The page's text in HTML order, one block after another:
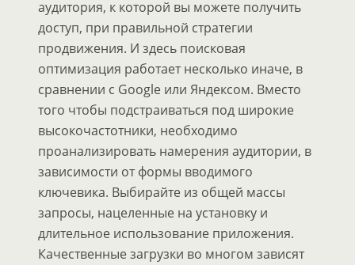
аудитория, к которой вы можете получить
доступ, при правильной стратегии
продвижения. И здесь поисковая
оптимизация работает несколько иначе, в
сравнении с Google или Яндексом. Вместо
того чтобы подстраиваться под широкие
высокочастотники, необходимо
проанализировать намерения аудитории, в
зависимости от формы вводимого
ключевика. Выбирайте из общей массы
запросы, нацеленные на установку и
длительное использование приложения.
Качественные загрузки во многом зависят